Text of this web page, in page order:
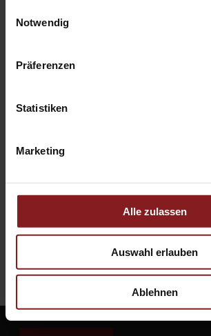
Notwendig
Präferenzen
Statistiken
Marketing
Alle zulassen
Auswahl erlauben
Ablehnen
dem Tectum Verlag:
Sozialwissenschaften
Jetzt Autor:in werden